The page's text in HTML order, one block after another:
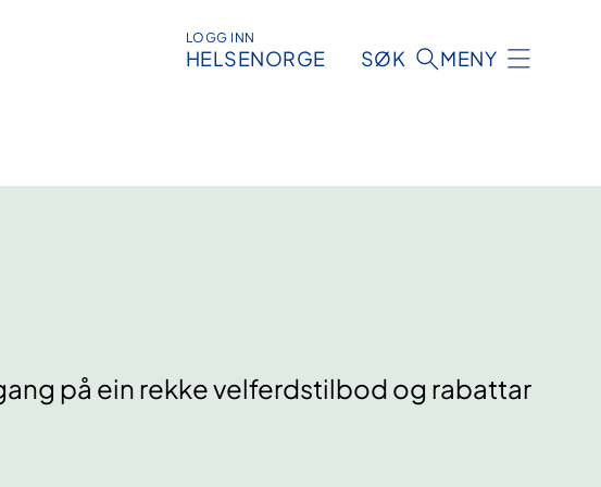
LOGG INN
HELSENORGE SØK MENY
på ein rekke velferdstilbod og rabattar